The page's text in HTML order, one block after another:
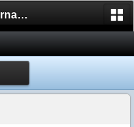
Sony.yt - International Sony Forum